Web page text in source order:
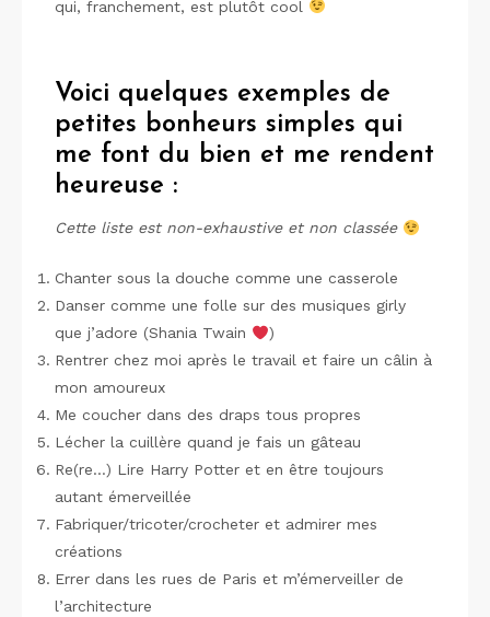
qui, franchement, est plutôt cool
Voici quelques exemples de
petites bonheurs simples qui
me font du bien et me rendent
heureuse :
Cette liste est non-exhaustive et non classée
Chanter sous la douche comme une casserole
Danser comme une folle sur des musiques girly
que j’adore (Shania Twain
)
Rentrer chez moi après le travail et faire un câlin à
mon amoureux
Me coucher dans des draps tous propres
Lécher la cuillère quand je fais un gâteau
Re(re…) Lire Harry Potter et en être toujours
autant émerveillée
Fabriquer/tricoter/crocheter et admirer mes
créations
Errer dans les rues de Paris et m’émerveiller de
l’architecture